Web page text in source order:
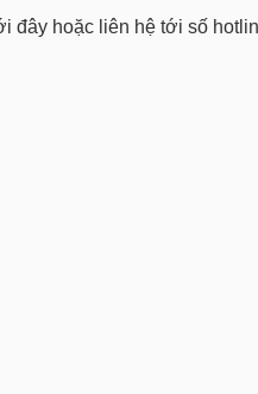
đây hoặc liên hệ tới số